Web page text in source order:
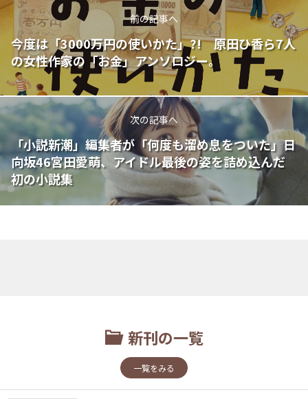
前の記事へ
今度は「3000万円の使いかた」?! 原田ひ香ら7人
の女性作家の「お金」アンソロジー。
次の記事へ
「小説新潮」編集者が「何度も溜め息をついた」日
向坂46宮田愛萌、アイドル最後の姿を詰め込んだ
初の小説集
新刊の一覧
一覧をみる